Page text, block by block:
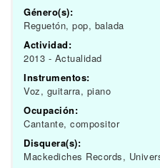
Género(s):
Reguetón, pop, balada
Actividad:
2013 - Actualidad
Instrumentos:
Voz, guitarra, piano
Ocupación:
Cantante, compositor
Disquera(s):
Mackediches Records,